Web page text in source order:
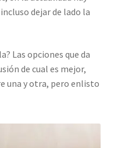
dejar de lado la
Las opciones que da
de cual es mejor,
una y otra, pero enlisto